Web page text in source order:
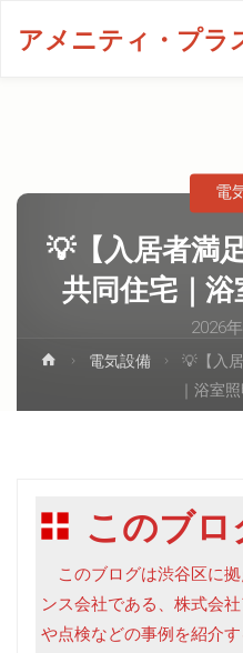
アメニティ・プラ
💡【入居者満
共同住宅｜
2026
電
電気設備
💡【入
｜浴室
このブ
このブログは渋谷区に
ンス会社である、株式会
や点検などの事例を紹介